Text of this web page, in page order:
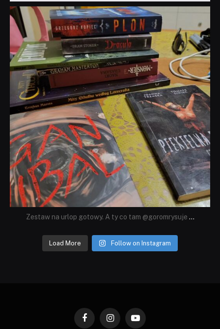
dobryhorror
Lip 31
Zestaw na urlop gotowy. A ty co tam @goromrysuje ...
Load More Follow on Instagram
FacebookInstagramYouTube